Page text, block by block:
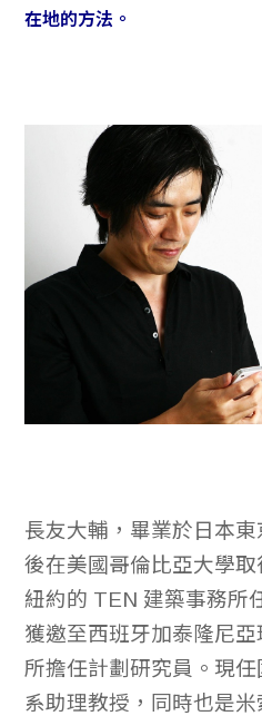
在地的方法。
長友大輔，畢業於日本
後在美國哥倫比亞大學
紐約的 TEN 建築事務所
獲邀至西班牙加泰隆尼
所擔任計劃研究員。現
系助理教授，同時也是